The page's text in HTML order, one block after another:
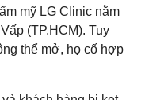
mỹ LG Clinic nằm
(TP.HCM). Tuy
thể mở, họ cố hợp